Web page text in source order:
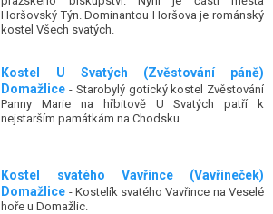
Horšovský Týn. Dominantou Horšova je románský
kostel Všech svatých.
Kostel U Svatých (Zvěstování páně)
Domažlice - Starobylý gotický kostel Zvěstování
Panny Marie na hřbitově U Svatých patří k
nejstarším památkám na Chodsku.
Kostel svatého Vavřince (Vavřineček)
Domažlice - Kostelík svatého Vavřince na Veselé
hoře u Domažlic.